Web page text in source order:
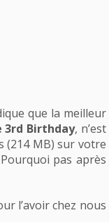
que la meilleur
3rd Birthday, n’est
(214 MB) sur votre
pas après
l’avoir chez nous